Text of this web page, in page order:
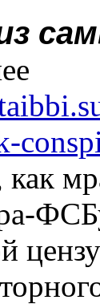
как